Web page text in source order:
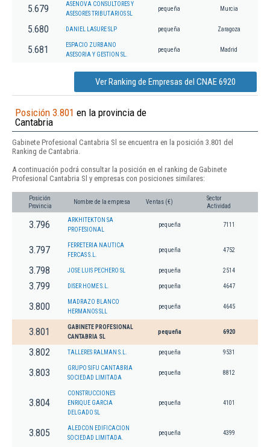
5.679
ASENOVA CONSULTORES Y
ASESORES TRIBUTARIOS SL
pequeña Murcia
5.680 DANIEL LASURE SLP pequeña Zaragoza
5.681
ESPACIO ZURBANO
ASESORIA Y GESTION SL.
pequeña Madrid
Ver Ranking de Empresas del CNAE 6920
Posición 3.801 en la provincia de
Cantabria
Gabinete Profesional Cantabria Sl se encuentra en la posición 3.801 del
Ranking de Cantabria.
A continuación podrá consultar la posición en el ranking de Gabinete
Profesional Cantabria Sl y empresas con posiciones similares:
Posición
Provincia
Nombre de la empresa Ventas (€)
Sector
Actividad
3.796
ARKHITEKTON SA
PROFESIONAL
pequeña 7111
3.797
FERRETERIA NAUTICA
FERCAS S.L.
pequeña 4752
3.798 JOSE LUIS PECHERO SL pequeña 2514
3.799 DISER HOME S.L. pequeña 4647
3.800
MADRAZO BLANCO
HERMANOS SLL
pequeña 4645
3.801
GABINETE PROFESIONAL
CANTABRIA SL
pequeña 6920
3.802 TALLERES RALMAN S.L. pequeña 9531
3.803
GRUPO SIFU CANTABRIA
SOCIEDAD LIMITADA
pequeña 8812
3.804
CONSTRUCCIONES
ENRIQUE GARCIA
DELGADO SL
pequeña 4101
3.805
ALEDCON EDIFICACION
SOCIEDAD LIMITADA.
pequeña 4399